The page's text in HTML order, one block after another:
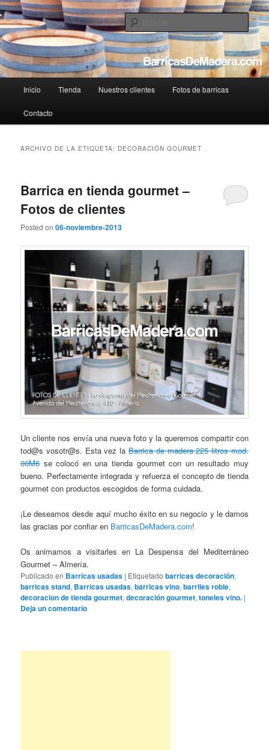
BarricasDeMadera.com – Reciclaje y
venta de barricas usadas
Tienda de barricas de madera usadas online
principal
Ir
al
Ir
al
Inicio Tienda Nuestros clientes Fotos de barricas
Contacto
ARCHIVO DE LA ETIQUETA: DECORACIÓN GOURMET
Barrica en tienda gourmet –
Fotos de clientes
Posted on06-noviembre-2013
Un cliente nos envía una nueva foto y la queremos compartir con
tod@s vosotr@s. Esta vez la Barrica de madera 225 litros mod.
00M6 se colocó en una tienda gourmet con un resultado muy
bueno. Perfectamente integrada y refuerza el concepto de tienda
gourmet con productos escogidos de forma cuidada.
¡Le deseamos desde aquí mucho éxito en su negocio y le damos
las gracias por confiar en BarricasDeMadera.com!
Os animamos a visitarles en La Despensa del Mediterráneo
Gourmet – Almería.
Publicado en Barricas usadas | Etiquetado barricas decoración,
barricas stand, Barricas usadas,barricas vino,barriles roble,
decoracion de tienda gourmet,decoración gourmet,toneles vino. |
Deja un comentario